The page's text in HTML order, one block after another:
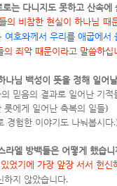
로는 다니지도 못하고 산속에
의 비참한 현실이 하나님 때
여호와께서 우리를 애굽에
의 죄악 때문이라고 말씀하십
나님 백성이 뜻을 정해 일어
믿음의 결과로 일어난 기적
룻에게 일어난 축복의 일들)
경험한 이야기도 나눠봅시다
라엘 방백들은 어떻게 했습니
었기에 가장 앞장 서서 헌
하지 않았습니다.